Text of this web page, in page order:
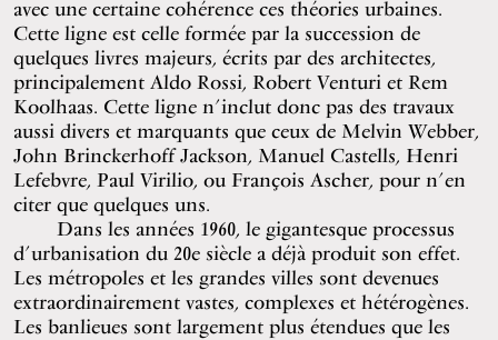
avec une certaine cohérence ces théories urbaines.
Cette ligne est celle formée par la succession de
quelques livres majeurs, écrits par des architectes,
principalement Aldo Rossi, Robert Venturi et Rem
Koolhaas. Cette ligne n’inclut donc pas des travaux
aussi divers et marquants que ceux de Melvin Webber,
John Brinckerhoff Jackson, Manuel Castells, Henri
Lefebvre, Paul Virilio, ou François Ascher, pour n’en
citer que quelques uns.
Dans les années 1960, le gigantesque processus
d’urbanisation du 20e siècle a déjà produit son effet.
Les métropoles et les grandes villes sont devenues
extraordinairement vastes, complexes et hétérogènes.
Les banlieues sont largement plus étendues que les